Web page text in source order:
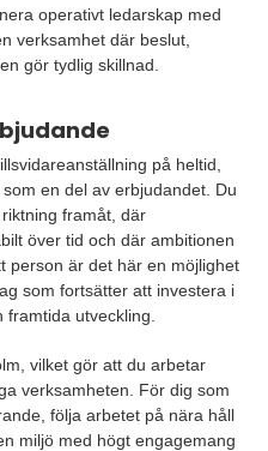
operativt ledarskap med
verksamhet där beslut,
gör tydlig skillnad.
på heltid,
en del av erbjudandet. Du
framåt, där
över tid och där ambitionen
person är det här en möjlighet
som fortsätter att investera i
utveckling.
vilket gör att du arbetar
verksamheten. För dig som
följa arbetet på nära håll
miljö med högt engagemang